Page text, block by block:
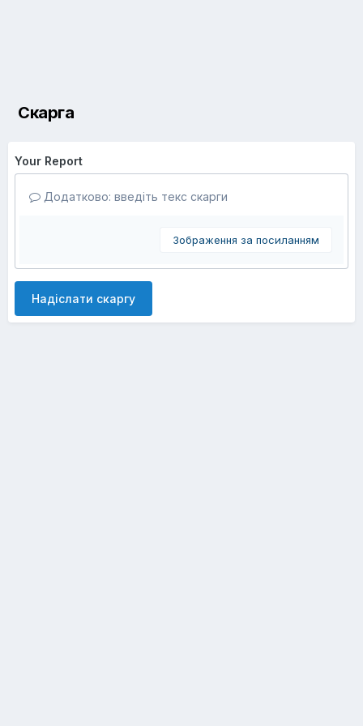
Скарга
Your Report
Додатково: введіть текс скарги
Зображення за посиланням
Надіслати скаргу